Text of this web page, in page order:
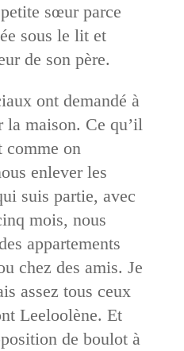
sœur parce
sous le lit et
de son père.
ont demandé à
maison. Ce qu’il
comme on
enlever les
suis partie, avec
mois, nous
appartements
chez des amis. Je
assez tous ceux
Leeloolène. Et
de boulot à